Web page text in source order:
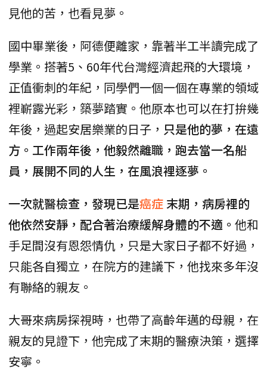
見他的苦，也看見夢。
國中畢業後，阿德便離家，靠著半工半讀完成了
學業。搭著5、60年代台灣經濟起飛的大環境，
正值衝刺的年紀，同學們一個一個在專業的領域
裡嶄露光彩，築夢踏實。他原本也可以在打拚幾
年後，過起安居樂業的日子， 只是他的夢，在遠
方。工作兩年後，他毅然離職，跑去當一名船
員，展開不同的人生，在風浪裡逐夢。
一次就醫檢查，發現已是癌症 末期，病房裡的
他依然安靜，配合著治療緩解身體的不適。 他和
手足間沒有恩怨情仇，只是大家日子都不好過，
只能各自獨立，在院方的建議下，他找來多年沒
有聯絡的親友。
大哥來病房探視時，也帶了高齡年邁的母親，在
親友的見證下，他完成了末期的醫療決策，選擇
安寧。